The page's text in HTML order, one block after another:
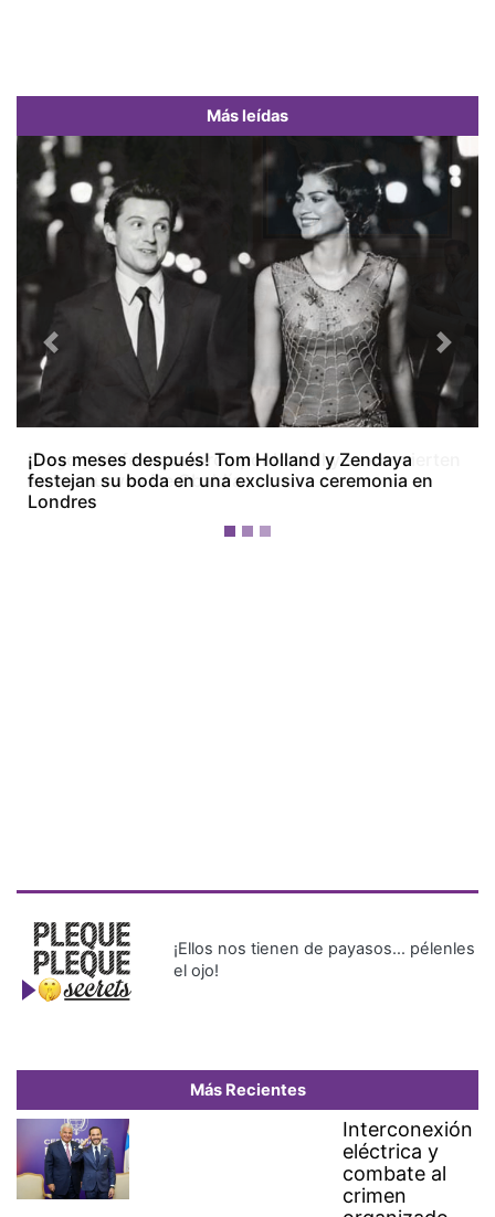
Más leídas
Diego y Mafe se casaron por lo civil y se convierten
en los nuevos De Obaldía
Previous Next
el ojo!
Más Recientes
Interconexión
eléctrica y
combate al
crimen
organizado,